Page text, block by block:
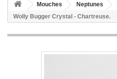
Mouches Neptunes
Wolly Bugger Crystal - Chartreuse.